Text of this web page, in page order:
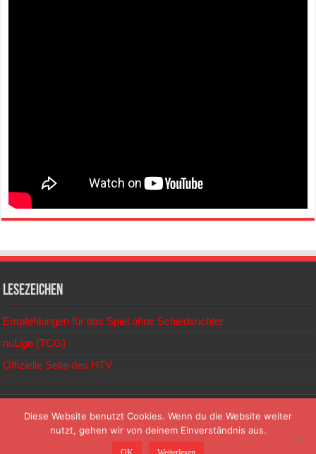
Lesezeichen
Empfehlungen für das Spiel ohne Schiedsrichter
nuLiga (TCG)
Offizielle Seite des HTV
© 2026
TC Gersprenztal Reinheim e.V. | Mühlstraße | 64354 Reinheim |
Diese Website benutzt Cookies. Wenn du die Website weiter
nutzt, gehen wir von deinem Einverständnis aus.